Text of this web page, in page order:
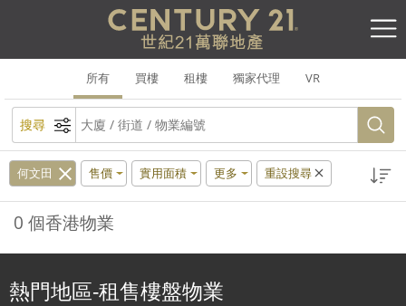
所有 買樓 租樓 獨家代理 VR
搜尋
何文田 售價 實用面積 更多 重設搜尋
0 個香港物業
熱門地區-租售樓盤物業